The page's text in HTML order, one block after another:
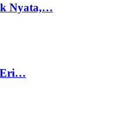
Nyata,…
Eri…